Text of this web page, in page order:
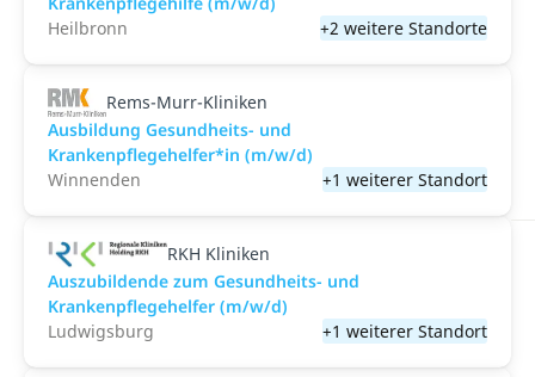
Heilbronn
+2 weitere Standorte
Rems-Murr-Kliniken
Ausbildung Gesundheits- und
Krankenpflegehelfer*in (m/w/d)
Winnenden
+1 weiterer Standort
RKH Kliniken
Auszubildende zum Gesundheits- und
Krankenpflegehelfer (m/w/d)
Ludwigsburg
+1 weiterer Standort